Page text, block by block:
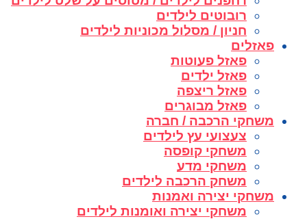
רובוטים לילדים
חניון / מסלול מכוניות לילדים
פאזלים
פאזל פעוטות
פאזל ילדים
פאזל ריצפה
פאזל מבוגרים
משחקי הרכבה / חברה
צעצועי עץ לילדים
משחקי קופסה
משחקי מדע
משחק הרכבה לילדים
משחקי יצירה ואמנות
משחקי יצירה ואומנות לילדים